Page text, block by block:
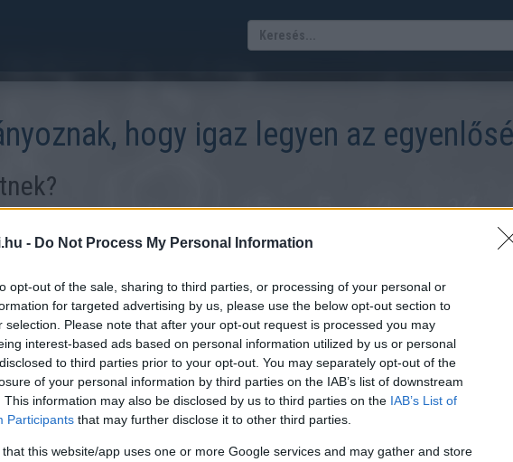
- Do Not Process My Personal Information
opt-out of the sale, sharing to third parties, or processing of your personal or
for targeted advertising by us, please use the below opt-out section to
selection. Please note that after your opt-out request is processed you may
interest-based ads based on personal information utilized by us or personal
to third parties prior to your opt-out. You may separately opt-out of the
of your personal information by third parties on the IAB’s list of downstream
This information may also be disclosed by us to third parties on the IAB’s List of
Participants that may further disclose it to other third parties.
that this website/app uses one or more Google services and may gather and store
hogy igaz legyen az
(azokat kis négyzetekkel helyettesítettük). A kérdés az, hogy a négy alapvető
az egyenlet? Válaszodat (IGEN vagy NEM) írd az üres kék mezőbe, majd nyomd
itt
kalkulátorokat fejlesszen olvasóinak,
melyhez komolyabb utánjárás, vagy
kategóriák szerint csoportosítottuk,
a Neked szükséges kalkulátort.